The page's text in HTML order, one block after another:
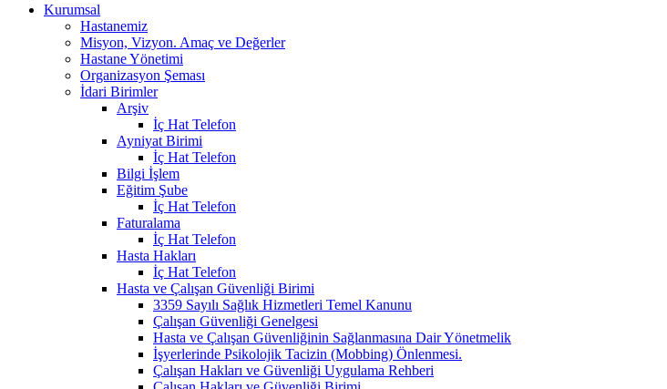
Kurumsal
Hastanemiz
Misyon, Vizyon. Amaç ve Değerler
Hastane Yönetimi
Organizasyon Şeması
İdari Birimler
Arşiv
İç Hat Telefon
Ayniyat Birimi
İç Hat Telefon
Bilgi İşlem
Eğitim Şube
İç Hat Telefon
Faturalama
İç Hat Telefon
Hasta Hakları
İç Hat Telefon
Hasta ve Çalışan Güvenliği Birimi
3359 Sayılı Sağlık Hizmetleri Temel Kanunu
Çalışan Güvenliği Genelgesi
Hasta ve Çalışan Güvenliğinin Sağlanmasına Dair Yönetmelik
İşyerlerinde Psikolojik Tacizin (Mobbing) Önlenmesi.
Çalışan Hakları ve Güvenliği Uygulama Rehberi